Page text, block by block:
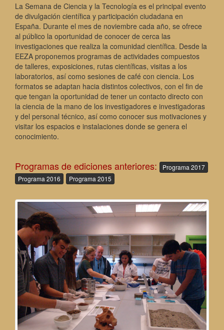
La Semana de Ciencia y la Tecnología es el principal evento
de divulgación científica y participación ciudadana en
España. Durante el mes de noviembre cada año, se ofrece
al público la oportunidad de conocer de cerca las
investigaciones que realiza la comunidad científica. Desde la
EEZA proponemos programas de actividades compuestos
de talleres, exposiciones, rutas científicas, visitas a los
laboratorios, así como sesiones de café con ciencia. Los
formatos se adaptan hacia distintos colectivos, con el fin de
que tengan la oportunidad de tener un contacto directo con
la ciencia de la mano de los investigadores e investigadoras
y del personal técnico, así como conocer sus motivaciones y
visitar los espacios e instalaciones donde se genera el
conocimiento.
Programas de ediciones anteriores:
Programa 2017
Programa 2016
Programa 2015